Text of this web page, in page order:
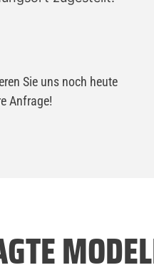
Sie uns noch heute
Anfrage!